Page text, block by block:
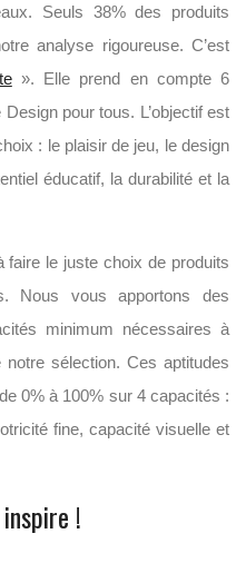
Seuls 38% des produits
analyse rigoureuse. C’est
». Elle prend en compte 6
pour tous. L’objectif est
: le plaisir de jeu, le design
éducatif, la durabilité et la
faire le juste choix de produits
Nous vous apportons des
minimum nécessaires à
notre sélection. Ces aptitudes
0% à 100% sur 4 capacités :
fine, capacité visuelle et
!